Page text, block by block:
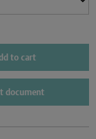
to cart
document